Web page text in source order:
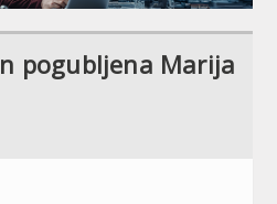
pogubljena Marija